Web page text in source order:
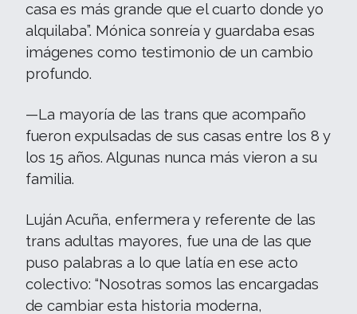
casa es más grande que el cuarto donde yo
alquilaba”. Mónica sonreía y guardaba esas
imágenes como testimonio de un cambio
profundo.
—La mayoría de las trans que acompaño
fueron expulsadas de sus casas entre los 8 y
los 15 años. Algunas nunca más vieron a su
familia.
Luján Acuña, enfermera y referente de las
trans adultas mayores, fue una de las que
puso palabras a lo que latía en ese acto
colectivo: “Nosotras somos las encargadas
de cambiar esta historia moderna,